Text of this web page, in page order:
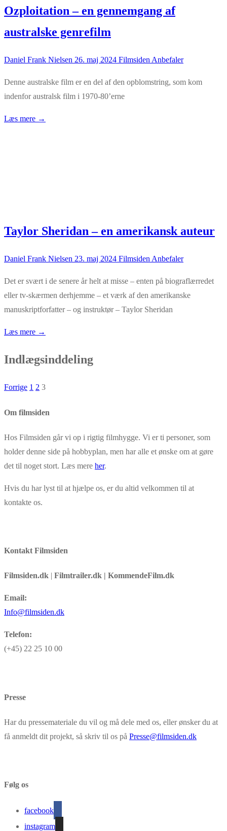
Ozploitation – en gennemgang af
australske genrefilm
Daniel Frank Nielsen 26. maj 2024 Filmsiden Anbefaler
Denne australske film er en del af den opblomstring, som kom
indenfor australsk film i 1970-80’erne
Læs mere →
Taylor Sheridan – en amerikansk auteur
Daniel Frank Nielsen 23. maj 2024 Filmsiden Anbefaler
Det er svært i de senere år helt at misse – enten på biograflærredet
eller tv-skærmen derhjemme – et værk af den amerikanske
manuskriptforfatter – og instruktør – Taylor Sheridan
Læs mere →
Indlægsinddeling
Forrige 1 2 3
Om filmsiden
Hos Filmsiden går vi op i rigtig filmhygge. Vi er ti personer, som
holder denne side på hobbyplan, men har alle et ønske om at gøre
det til noget stort. Læs mere her.
Hvis du har lyst til at hjælpe os, er du altid velkommen til at
kontakte os.
Kontakt Filmsiden
Filmsiden.dk | Filmtrailer.dk | KommendeFilm.dk
Email:
Info@filmsiden.dk
Telefon:
(+45) 22 25 10 00
Presse
Har du pressemateriale du vil og må dele med os, eller ønsker du at
få anmeldt dit projekt, så skriv til os på Presse@filmsiden.dk
Følg os
facebook
instagram